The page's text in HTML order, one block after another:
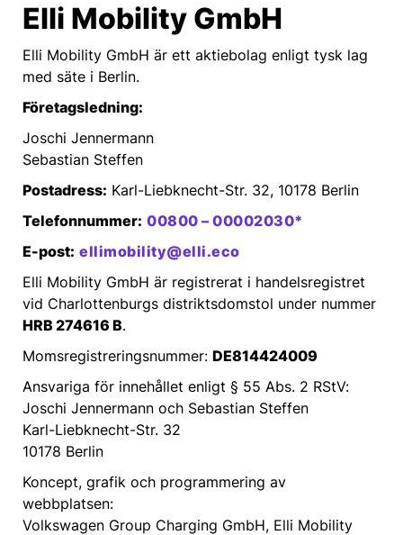
Elli Mobility GmbH
Elli Mobility GmbH är ett aktiebolag enligt tysk lag
med säte i Berlin.
Företagsledning:
Joschi Jennermann
Sebastian Steffen
Postadress: Karl-Liebknecht-Str. 32, 10178 Berlin
‍Telefonnummer: 00800 – 00002030*
‍E-post: ellimobility@elli.eco
Elli Mobility GmbH är registrerat i handelsregistret
vid Charlottenburgs distriktsdomstol under nummer
HRB 274616 B.
Momsregistreringsnummer: DE814424009
Ansvariga för innehållet enligt § 55 Abs. 2 RStV:
Joschi Jennermann och Sebastian Steffen
Karl-Liebknecht-Str. 32
10178 Berlin
Koncept, grafik och programmering av
webbplatsen:
Volkswagen Group Charging GmbH, Elli Mobility